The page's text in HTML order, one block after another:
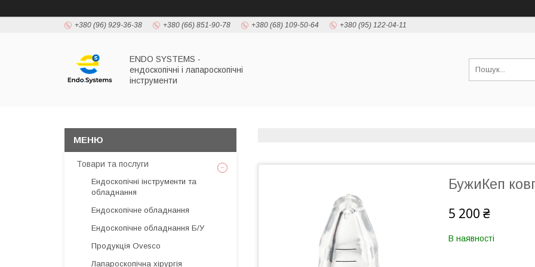
+380 (96) 929-36-38 +380 (66) 851-90-78 +380 (68) 109-50-64 +380 (95) 122-04-11
ENDO SYSTEMS -
ендоскопічні і лапароскопічні
інструменти
БужиКеп
5 200 ₴
В наявності
Товари та послуги
Ендоскопічні інструменти та
обладнання
Ендоскопічне обладнання
Ендоскопічне обладнання Б/У
Продукція Ovesco
Лапароскопічна хірургія